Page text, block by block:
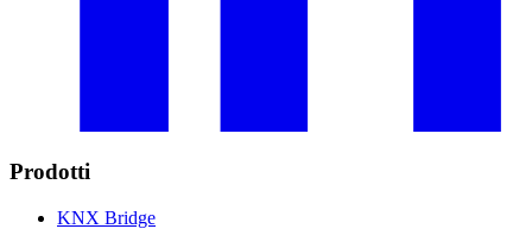
Prodotti
KNX Bridge